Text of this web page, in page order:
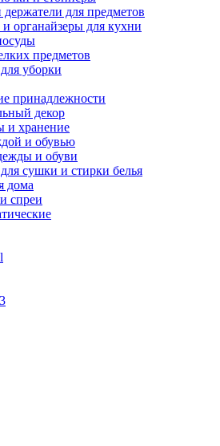
для предметов
органайзеры для кухни
предметов
уборки
принадлежности
декор
и хранение
и обувью
и обуви
сушки и стирки белья
дома
спреи